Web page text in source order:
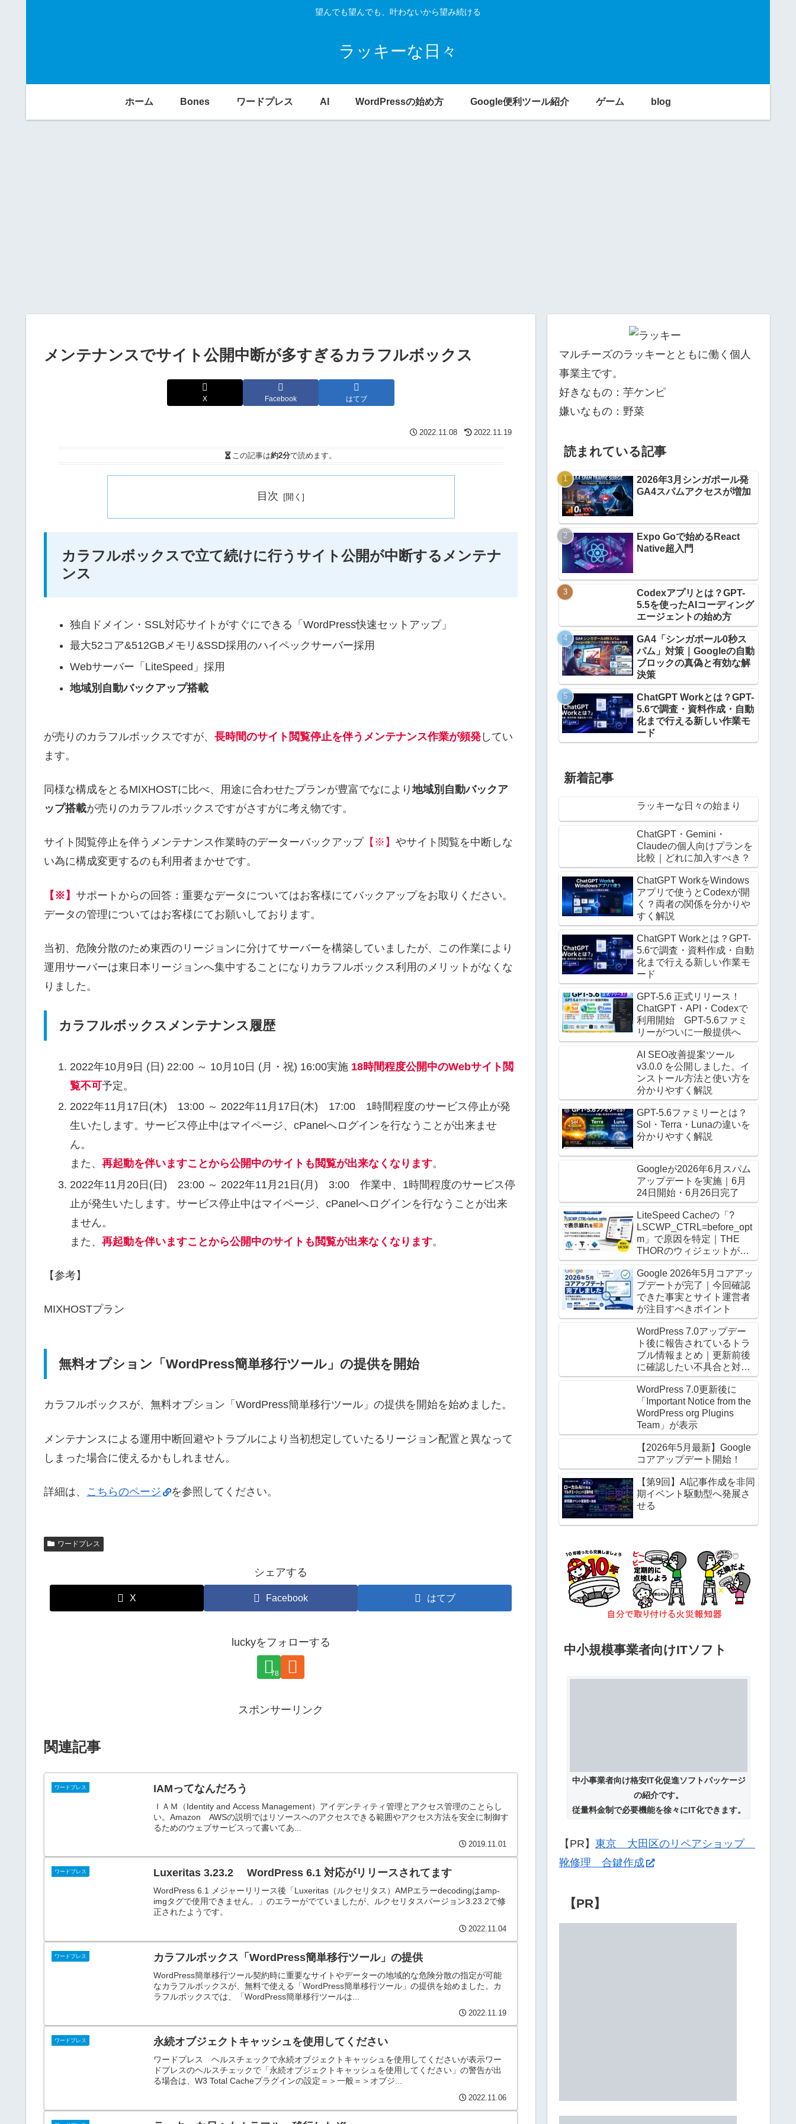
望んでも望んでも、叶わないから望み続ける
ラッキーな日々
ホーム Bones ワードプレス AI WordPressの始め方 Google便利ツール紹介 ゲーム blog
メンテナンスでサイト公開中断が多すぎるカラフルボックス
X Facebook はてブ
2022.11.08 2022.11.19
この記事は約2分で読めます。
目次
カラフルボックスで立て続けに行うサイト公開が中断するメンテナ
ンス
独自ドメイン・SSL対応サイトがすぐにできる「WordPress快速セットアップ」
最大52コア&512GBメモリ&SSD採用のハイペックサーバー採用
Webサーバー「LiteSpeed」採用
地域別自動バックアップ搭載
が売りのカラフルボックスですが、 長時間のサイト閲覧停止を伴うメンテナンス作業が頻発してい
ます。
同様な構成をとるMIXHOSTに比べ、用途に合わせたプランが豊富でなにより地域別自動バックア
ップ搭載が売りのカラフルボックスですがさすがに考え物です。
サイト閲覧停止を伴うメンテナンス作業時のデーターバックアップ【※】 やサイト閲覧を中断しな
い為に構成変更するのも利用者まかせです。
【※】 サポートからの回答：重要なデータについてはお客様にてバックアップをお取りください。
データの管理についてはお客様にてお願いしております。
当初、危険分散のため東西のリージョンに分けてサーバーを構築していましたが、この作業により
運用サーバーは東日本リージョンへ集中することになりカラフルボックス利用のメリットがなくな
りました。
カラフルボックスメンテナンス履歴
2022年10月9日 (日) 22:00 ～ 10月10日 (月・祝) 16:00実施 18時間程度公開中のWebサイト閲
覧不可予定。
2022年11月17日(木) 13:00 ～ 2022年11月17日(木) 17:00 1時間程度のサービス停止が発
生いたします。サービス停止中はマイページ、cPanelへログインを行なうことが出来ませ
ん。
また、 再起動を伴いますことから公開中のサイトも閲覧が出来なくなります。
2022年11月20日(日) 23:00 ～ 2022年11月21日(月) 3:00 作業中、1時間程度のサービス停
止が発生いたします。サービス停止中はマイページ、cPanelへログインを行なうことが出来
ません。
また、 再起動を伴いますことから公開中のサイトも閲覧が出来なくなります。
【参考】
MIXHOSTプラン
無料オプション「WordPress簡単移行ツール」の提供を開始
カラフルボックスが、無料オプション「WordPress簡単移行ツール」の提供を開始を始めました。
メンテナンスによる運用中断回避やトラブルにより当初想定していたるリージョン配置と異なって
しまった場合に使えるかもしれません。
詳細は、 こちらのページ を参照してください。
ワードプレス
シェアする
X Facebook はてブ
luckyをフォローする
78
スポンサーリンク
関連記事
ワードプレス IAMってなんだろう
ＩＡＭ（Identity and Access Management）アイデンティティ管理とアクセス管理のことらし
い。Amazon AWSの説明ではリソースへのアクセスできる範囲やアクセス方法を安全に制御す
るためのウェブサービスって書いてあ...
2019.11.01
ワードプレス Luxeritas 3.23.2 WordPress 6.1 対応がリリースされてます
WordPress 6.1 メジャーリリース後「Luxeritas（ルクセリタス）AMPエラーdecodingはamp-
imgタグで使用できません。」のエラーがでていましたが、ルクセリタスバージョン3.23.2で修
正されたようです。
2022.11.04
ワードプレス カラフルボックス「WordPress簡単移行ツール」の提供
WordPress簡単移行ツール契約時に重要なサイトやデーターの地域的な危険分散の指定が可能
なカラフルボックスが、無料で使える「WordPress簡単移行ツール」の提供を始めました。カ
ラフルボックスでは、「WordPress簡単移行ツールは...
2022.11.19
ワードプレス 永続オブジェクトキャッシュを使用してください
ワードプレス ヘルスチェックで永続オブジェクトキャッシュを使用してくださいが表示ワー
ドプレスのヘルスチェックで「永続オブジェクトキャッシュを使用してください」の警告が出
る場合は、W3 Total Cacheプラグインの設定＝＞一般＝＞オブジ...
2022.11.06
マルチーズのラッキーとともに働く個人
事業主です。
好きなもの：芋ケンピ
嫌いなもの：野菜
読まれている記事
2026年3月シンガポール発
GA4スパムアクセスが増加
Expo Goで始めるReact
Native超入門
Codexアプリとは？GPT-
5.5を使ったAIコーディング
エージェントの始め方
GA4「シンガポール0秒ス
パム」対策｜Googleの自動
ブロックの真偽と有効な解
決策
ChatGPT Workとは？GPT-
5.6で調査・資料作成・自動
化まで行える新しい作業モ
ード
新着記事
ラッキーな日々の始まり
ChatGPT・Gemini・
Claudeの個人向けプランを
比較｜どれに加入すべき？
ChatGPT WorkをWindows
アプリで使うとCodexが開
く？両者の関係を分かりや
すく解説
ChatGPT Workとは？GPT-
5.6で調査・資料作成・自動
化まで行える新しい作業モ
ード
GPT-5.6 正式リリース！
ChatGPT・API・Codexで
利用開始 GPT-5.6ファミ
リーがついに一般提供へ
AI SEO改善提案ツール
v3.0.0 を公開しました。イ
ンストール方法と使い方を
分かりやすく解説
GPT-5.6ファミリーとは？
Sol・Terra・Lunaの違いを
分かりやすく解説
Googleが2026年6月スパム
アップデートを実施｜6月
24日開始・6月26日完了
LiteSpeed Cacheの「?
LSCWP_CTRL=before_opt
m」で原因を特定｜THE
THORのウィジェットがロ
グアウト時だけ崩る
Google 2026年5月コアアッ
プデートが完了｜今回確認
できた事実とサイト運営者
が注目すべきポイント
WordPress 7.0アップデー
ト後に報告されているトラ
ブル情報まとめ｜更新前後
に確認したい不具合と対処
法
WordPress 7.0更新後に
「Important Notice from the
WordPress org Plugins
Team」が表示
【2026年5月最新】Google
コアアップデート開始！
【第9回】AI記事作成を非同
期イベント駆動型へ発展さ
せる
中小規模事業者向けITソフト
中小事業者向け格安IT化促進ソフトパッケージ
の紹介です。
従量料金制で必要機能を徐々にIT化できます。
【PR】 東京 大田区のリペアショップ
靴修理 合鍵作成
【PR】